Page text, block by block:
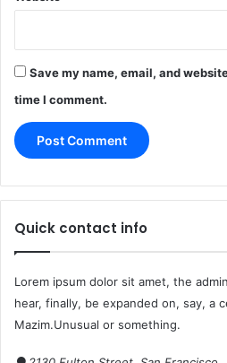
Save my name, email, and
time I comment.
Quick contact info
Lorem ipsum dolor sit amet, the
hear, finally, be expanded on, say, a
Mazim.Unusual or something.